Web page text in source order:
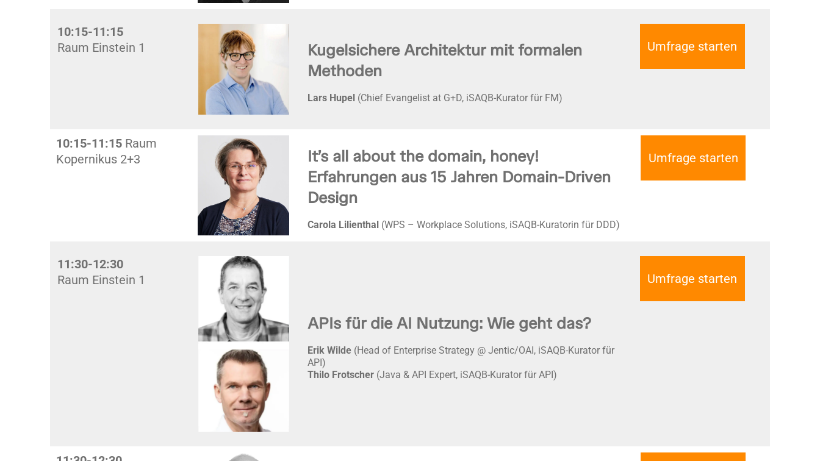
10:15-11:15
Raum Einstein 1
Kugelsichere Architektur mit formalen
Methoden
Lars Hupel (Chief Evangelist at G+D, iSAQB-Kurator für FM)
Umfrage starten
10:15-11:15 Raum
Kopernikus 2+3
It’s all about the domain, honey!
Erfahrungen aus 15 Jahren Domain-Driven
Design
Carola Lilienthal(WPS – Workplace Solutions, iSAQB-Kuratorin für DDD)
Umfrage starten
11:30-12:30
Raum Einstein 1
APIs für die AI Nutzung: Wie geht das?
Erik Wilde (Head of Enterprise Strategy @ Jentic/OAI, iSAQB-Kurator für
API)
Thilo Frotscher (Java & API Expert, iSAQB-Kurator für API)
Umfrage starten